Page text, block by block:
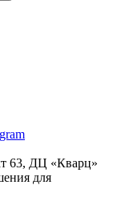
63, ДЦ «Кварц»
для